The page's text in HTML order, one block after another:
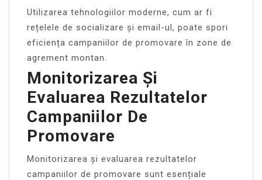
Utilizarea tehnologiilor moderne, cum ar fi
rețelele de socializare și email-ul, poate spori
eficiența campaniilor de promovare în zone de
agrement montan.
Monitorizarea Și
Evaluarea Rezultatelor
Campaniilor De
Promovare
Monitorizarea și evaluarea rezultatelor
campaniilor de promovare sunt esențiale